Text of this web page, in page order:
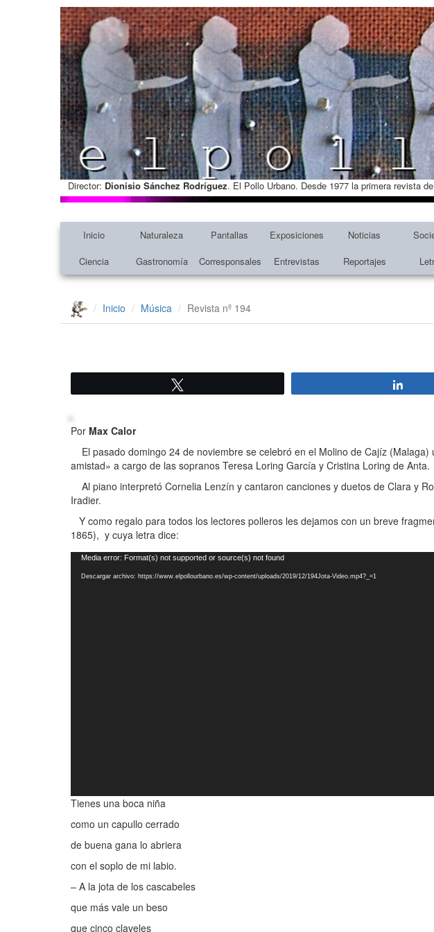
Director: Dionisio Sánchez Rodríguez. El Pollo Urbano. Desde 1977 la primera revista
Inicio Naturaleza Pantallas Exposiciones Noticias
Ciencia
Gastronomía Corresponsales Entrevistas Reportajes
Inicio Música Revista nº 194
Por Max Calor
El pasado domingo 24 de noviembre se celebró en el Molino de Cajíz
amistad» a cargo de las sopranos Teresa Loring García y Cristina Loring de Anta.
Al piano interpretó Cornelia Lenzín y cantaron canciones y duetos de Clara y
Iradier.
Y como regalo para todos los lectores polleros les dejamos con un breve
1865), y cuya letra dice:
Reproductor
Media error: Format(s) not supported or source(s) not found
Descargar archivo: https://www.elpollourbano.es/wp-content/uploads/2019/12/194Jota-Video.mp4?_=1
Tienes una boca niña
como un capullo cerrado
de buena gana lo abriera
con el soplo de mi labio.
– A la jota de los cascabeles
que más vale un beso
que cinco claveles